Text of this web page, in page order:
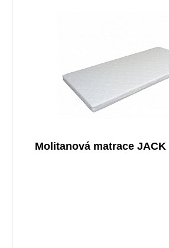
Molitanová matrace JACK